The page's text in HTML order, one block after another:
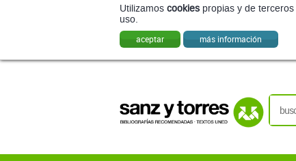
Utilizamos cookies propias y de
uso.
aceptar más información